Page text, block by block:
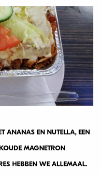
ANANAS EN NUTELLA, EEN
MAGNETRON
HEBBEN WE ALLEMAAL.